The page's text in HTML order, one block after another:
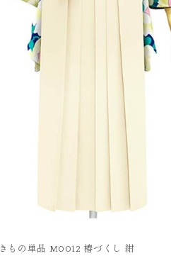
きもの単品 M0012 椿づくし 紺